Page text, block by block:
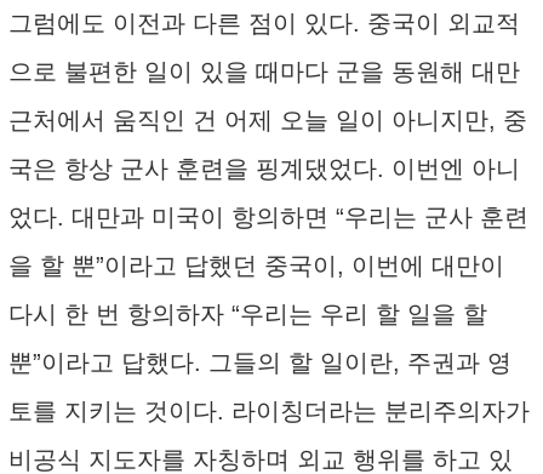
그럼에도 이전과 다른 점이 있다. 중국이 외교적
으로 불편한 일이 있을 때마다 군을 동원해 대만
근처에서 움직인 건 어제 오늘 일이 아니지만, 중
국은 항상 군사 훈련을 핑계댔었다. 이번엔 아니
었다. 대만과 미국이 항의하면 “우리는 군사 훈련
을 할 뿐”이라고 답했던 중국이, 이번에 대만이
다시 한 번 항의하자 “우리는 우리 할 일을 할
뿐”이라고 답했다. 그들의 할 일이란, 주권과 영
토를 지키는 것이다. 라이칭더라는 분리주의자가
비공식 지도자를 자칭하며 외교 행위를 하고 있